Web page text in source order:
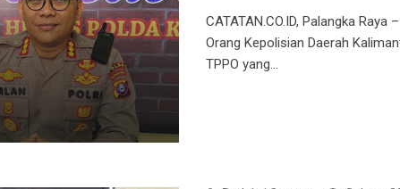
CATATAN.CO.ID, Palangka
Orang Kepolisian Daerah
TPPO yang…